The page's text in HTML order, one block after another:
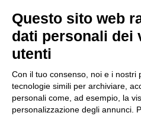
Amministrazione Trasparente
Dichiarazione di accessibilità
Seguici su:
Indirizzo:Via Gaetano Donizetti 30,
Centralino:0114053925 Email:
Posta elettronica certificata (PEC):
Questo sito web
dati personali dei
utenti
Con il tuo consenso, noi e i nostri
tecnologie simili per archiviare,
personali come, ad esempio, la
personalizzazione degli annunci.